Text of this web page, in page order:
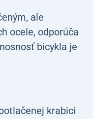
ale
ocele, odporúča
bicykla je
krabici